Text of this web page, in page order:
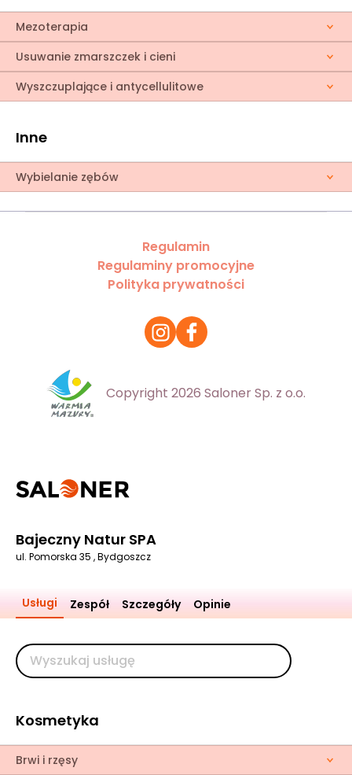
Mezoterapia
Usuwanie zmarszczek i cieni
Wyszczuplające i antycellulitowe
Inne
Wybielanie zębów
Regulamin
Regulaminy promocyjne
Polityka prywatności
Copyright 2026 Saloner Sp. z o.o.
Bajeczny Natur SPA
ul. Pomorska 35 , Bydgoszcz
Usługi Zespół Szczegóły Opinie
Kosmetyka
Brwi i rzęsy